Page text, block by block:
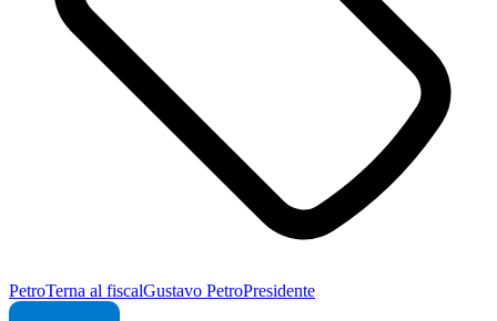
PetroTerna al fiscalGustavo PetroPresidente